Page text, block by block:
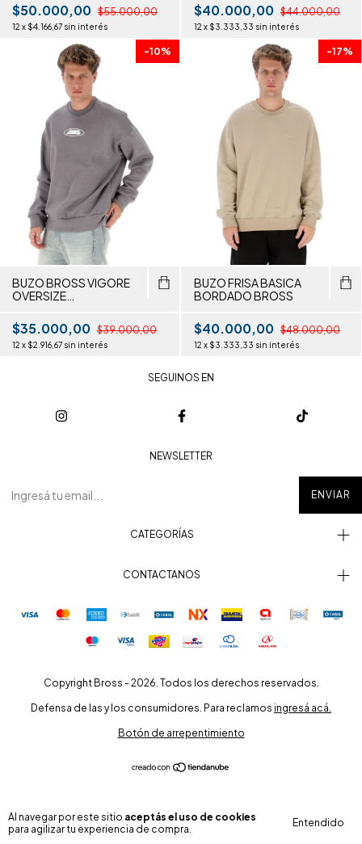
Al navegar por este sitio aceptás el uso de cookies
para agilizar tu experiencia de compra.
Entendido
$50.000,00 $55.000,00
12 x $4.166,67 sin interés
$40.000,00 $44.000,00
12 x $3.333,33 sin interés
-10%
BUZO BROSS VIGORE
OVERSIZE
$35.000,00 $39.000,00
12 x $2.916,67 sin interés
-17%
BUZO FRISA BASICA
BORDADO BROSS
$40.000,00 $48.000,00
12 x $3.333,33 sin interés
SEGUINOS EN
NEWSLETTER
CATEGORÍAS
CONTACTANOS
Copyright Bross - 2026. Todos los derechos reservados.
Defensa de las y los consumidores. Para reclamos ingresá acá.
Botón de arrepentimiento